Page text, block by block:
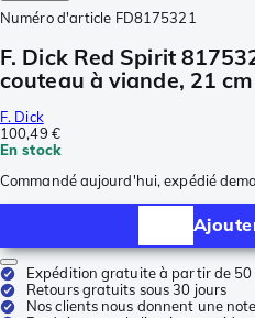
Numéro d'article FD8175321
F. Dick Red Spirit
couteau à viande, 21 cm
F. Dick
100,49 €
En stock
Commandé aujourd'hui, expédié
Expédition gratuite à partir de 50
Retours gratuits sous 30 jours
Nos clients nous donnent une